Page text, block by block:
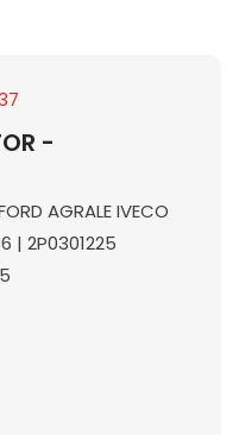
-
AGRALE IVECO
| 2P0301225